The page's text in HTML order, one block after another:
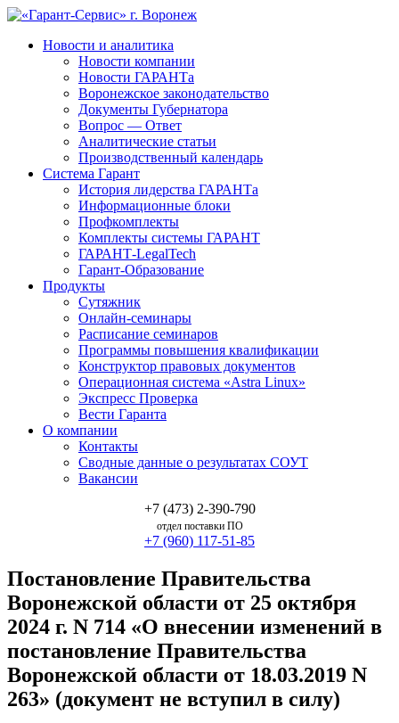
Новости и аналитика
Новости компании
Новости ГАРАНТа
Воронежское законодательство
Документы Губернатора
Вопрос — Ответ
Аналитические статьи
Производственный календарь
Система Гарант
История лидерства ГАРАНТа
Информационные блоки
Профкомплекты
Комплекты системы ГАРАНТ
ГАРАНТ-LegalTech
Гарант-Образование
Продукты
Сутяжник
Онлайн-семинары
Расписание семинаров
Программы повышения квалификации
Конструктор правовых документов
Операционная система «Astra Linux»
Экспресс Проверка
Вести Гаранта
О компании
Контакты
Сводные данные о результатах СОУТ
Вакансии
+7 (473) 2-390-790
отдел поставки ПО
+7 (960) 117-51-85
Постановление Правительства
Воронежской области от 25 октября
2024 г. N 714 «О внесении изменений в
постановление Правительства
Воронежской области от 18.03.2019 N
263» (документ не вступил в силу)